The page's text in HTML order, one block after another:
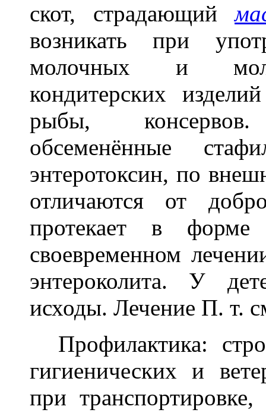
скот, страдающий
возникать при
молочных и
кондитерских
рыбы,
обсеменённые
энтеротоксин, по
отличаются от
протекает в форме
своевременном
энтероколита. У
исходы. Лечение П. т.
Профилактика:
гигиенических и
при